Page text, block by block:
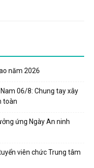
năm 2026
06/8: Chung tay xây
toàn
ứng Ngày An ninh
viên chức Trung tâm